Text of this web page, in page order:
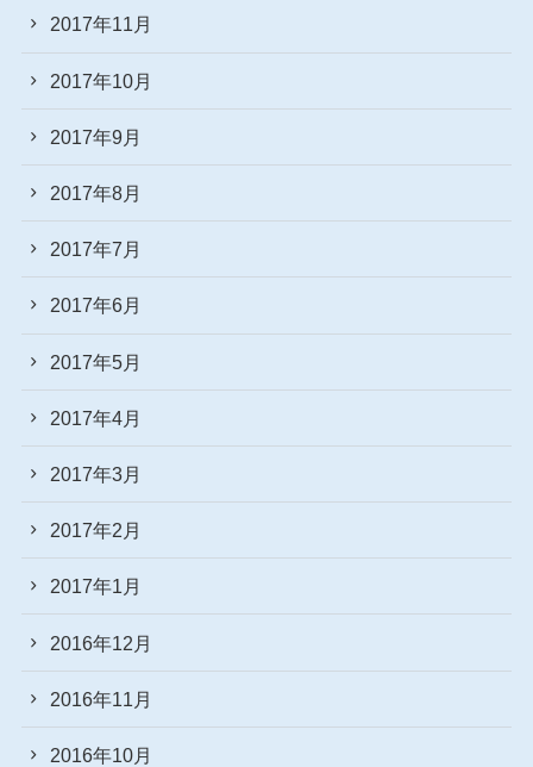
2017年11月
2017年10月
2017年9月
2017年8月
2017年7月
2017年6月
2017年5月
2017年4月
2017年3月
2017年2月
2017年1月
2016年12月
2016年11月
2016年10月